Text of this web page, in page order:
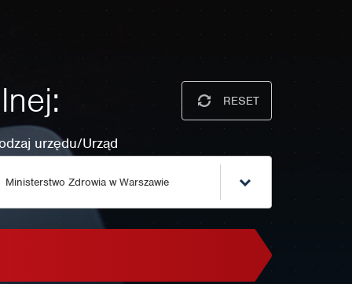
RESET
urzędu/Urząd
Ministerstwo Zdrowia w Warszawie